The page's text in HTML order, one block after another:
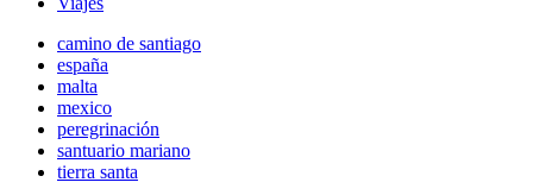
camino de santiago
españa
malta
mexico
peregrinación
santuario mariano
tierra santa